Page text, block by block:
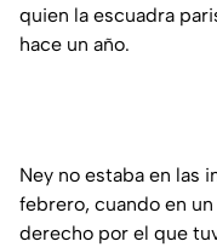
quien la escuadra
hace un año.
Ney no estaba en las
febrero, cuando en
derecho por el que